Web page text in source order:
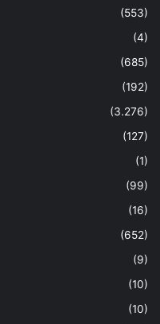
(553)
(4)
(685)
(192)
(3.276)
(127)
(1)
(99)
(16)
(652)
(9)
(10)
(10)